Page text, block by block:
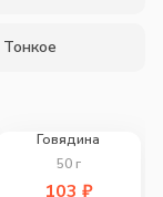
Тонкое
Говядина
50г
103 ₽